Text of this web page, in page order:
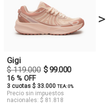
Gigi
$ 119.000 $ 99.000
16 % OFF
3 cuotas $ 33.000 TEA: 0%
Precio sin impuestos
nacionales: $ 81.818
>